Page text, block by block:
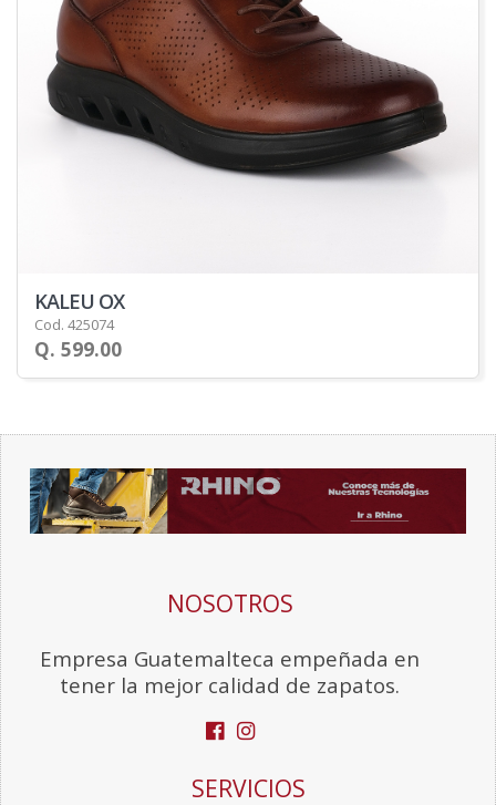
KALEU OX
Cod. 425074
Q. 599.00
NOSOTROS
Empresa Guatemalteca empeñada en
tener la mejor calidad de zapatos.
SERVICIOS